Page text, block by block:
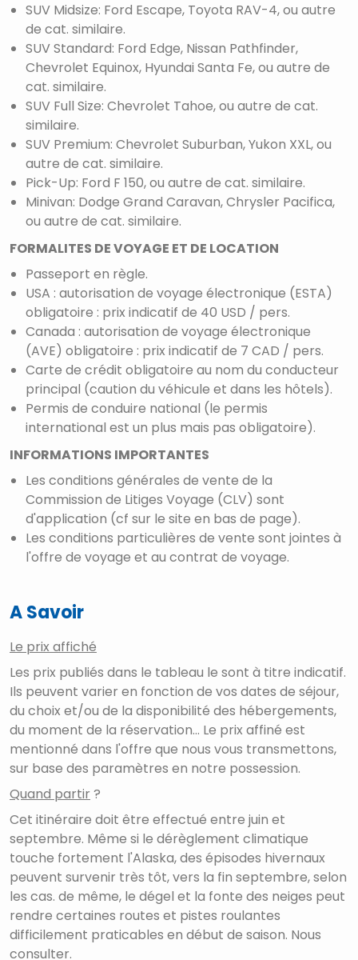
SUV Midsize: Ford Escape, Toyota RAV-4, ou autre
de cat. similaire.
SUV Standard: Ford Edge, Nissan Pathfinder,
Chevrolet Equinox, Hyundai Santa Fe, ou autre de
cat. similaire.
SUV Full Size: Chevrolet Tahoe, ou autre de cat.
similaire.
SUV Premium: Chevrolet Suburban, Yukon XXL, ou
autre de cat. similaire.
Pick-Up: Ford F 150, ou autre de cat. similaire.
Minivan: Dodge Grand Caravan, Chrysler Pacifica,
ou autre de cat. similaire.
FORMALITES DE VOYAGE ET DE LOCATION
Passeport en règle.
USA : autorisation de voyage électronique (ESTA)
obligatoire : prix indicatif de 40 USD / pers.
Canada : autorisation de voyage électronique
(AVE) obligatoire : prix indicatif de 7 CAD / pers.
Carte de crédit obligatoire au nom du conducteur
principal (caution du véhicule et dans les hôtels).
Permis de conduire national (le permis
international est un plus mais pas obligatoire).
INFORMATIONS IMPORTANTES
Les conditions générales de vente de la
Commission de Litiges Voyage (CLV) sont
d'application (cf sur le site en bas de page).
Les conditions particulières de vente sont jointes à
l'offre de voyage et au contrat de voyage.
A Savoir
Le prix affiché
Les prix publiés dans le tableau le sont à titre indicatif.
Ils peuvent varier en fonction de vos dates de séjour,
du choix et/ou de la disponibilité des hébergements,
du moment de la réservation... Le prix affiné est
mentionné dans l'offre que nous vous transmettons,
sur base des paramètres en notre possession.
Quand partir ?
Cet itinéraire doit être effectué entre juin et
septembre. Même si le dérèglement climatique
touche fortement l'Alaska, des épisodes hivernaux
peuvent survenir très tôt, vers la fin septembre, selon
les cas. de même, le dégel et la fonte des neiges peut
rendre certaines routes et pistes roulantes
difficilement praticables en début de saison. Nous
consulter.